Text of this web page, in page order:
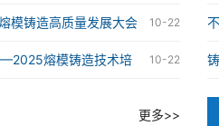
10-22
模铸造高质量发展大会
10-22
熔模铸造技术培
更多>>